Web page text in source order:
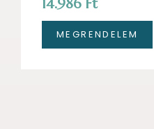
14.986 Ft